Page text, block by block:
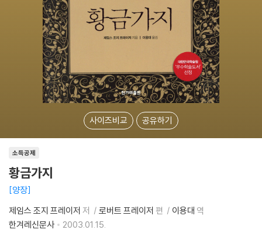
사이즈비교 공유하기
소득공제
황금가지
양장
제임스 조지 프레이저 저 로버트 프레이저 편 이용대 역
한겨레신문사
2003.01.15.